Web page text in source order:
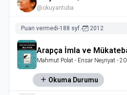
@okuyantuba
Puan vermedi-188 syf.- 2012
Arapça İmla ve
Mahmut Polat - Ensar Neşriyat -
Okuma Durumu